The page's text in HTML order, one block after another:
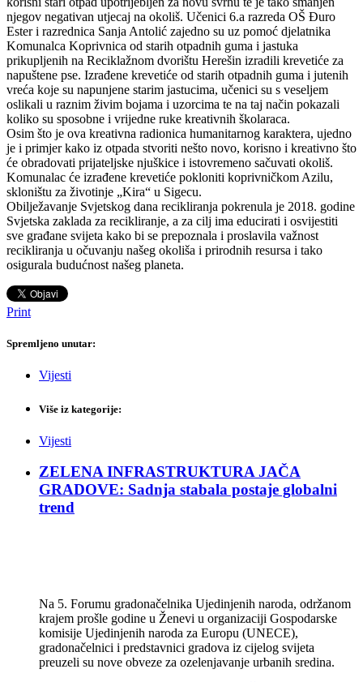
njegov negativan utjecaj na okoliš. Učenici 6.a razreda OŠ Đuro
Ester i razrednica Sanja Antolić zajedno su uz pomoć djelatnika
Komunalca Koprivnica od starih otpadnih guma i jastuka
prikupljenih na Reciklažnom dvorištu Herešin izradili krevetiće za
napuštene pse. Izrađene krevetiće od starih otpadnih guma i jutenih
vreća koje su napunjene starim jastucima, učenici su s veseljem
oslikali u raznim živim bojama i uzorcima te na taj način pokazali
koliko su sposobne i vrijedne ruke kreativnih školaraca.
Osim što je ova kreativna radionica humanitarnog karaktera, ujedno
je i primjer kako iz otpada stvoriti nešto novo, korisno i kreativno što
će obradovati prijateljske njuškice i istovremeno sačuvati okoliš.
Komunalac će izrađene krevetiće pokloniti koprivničkom Azilu,
skloništu za životinje „Kira“ u Sigecu.
Obilježavanje Svjetskog dana recikliranja pokrenula je 2018. godine
Svjetska zaklada za recikliranje, a za cilj ima educirati i osvijestiti
sve građane svijeta kako bi se prepoznala i proslavila važnost
recikliranja u očuvanju našeg okoliša i prirodnih resursa i tako
osigurala budućnost našeg planeta.
Print
Spremljeno unutar:
Vijesti
Više iz kategorije:
Vijesti
ZELENA INFRASTRUKTURA JAČA
GRADOVE: Sadnja stabala postaje globalni
trend
Na 5. Forumu gradonačelnika Ujedinjenih naroda, održanom
krajem prošle godine u Ženevi u organizaciji Gospodarske
komisije Ujedinjenih naroda za Europu (UNECE),
gradonačelnici i predstavnici gradova iz cijelog svijeta
preuzeli su nove obveze za ozelenjavanje urbanih sredina.